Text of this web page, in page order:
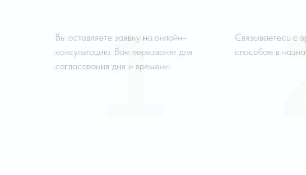
Вы оставляете заявку на онлайн-
консультацию. Вам перезвонят для
согласования дня и времени
1
Связываетесь с
способом в